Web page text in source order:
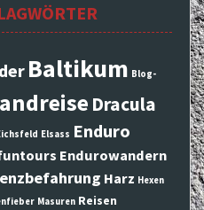
Baltikum Blog-
Dracula
Elsass Enduro
Endurowandern
Harz Hexen
Masuren Reisen